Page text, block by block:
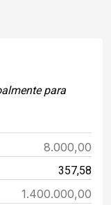
para
8.000,00
357,58
1.400.000,00